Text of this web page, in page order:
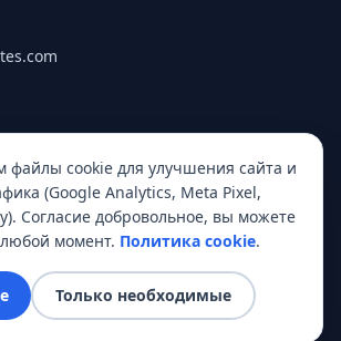
Все права защищены.
файлы cookie для улучшения сайта и
(Google Analytics, Meta Pixel,
Согласие добровольное, вы можете
любой момент. Политика cookie.
Только необходимые